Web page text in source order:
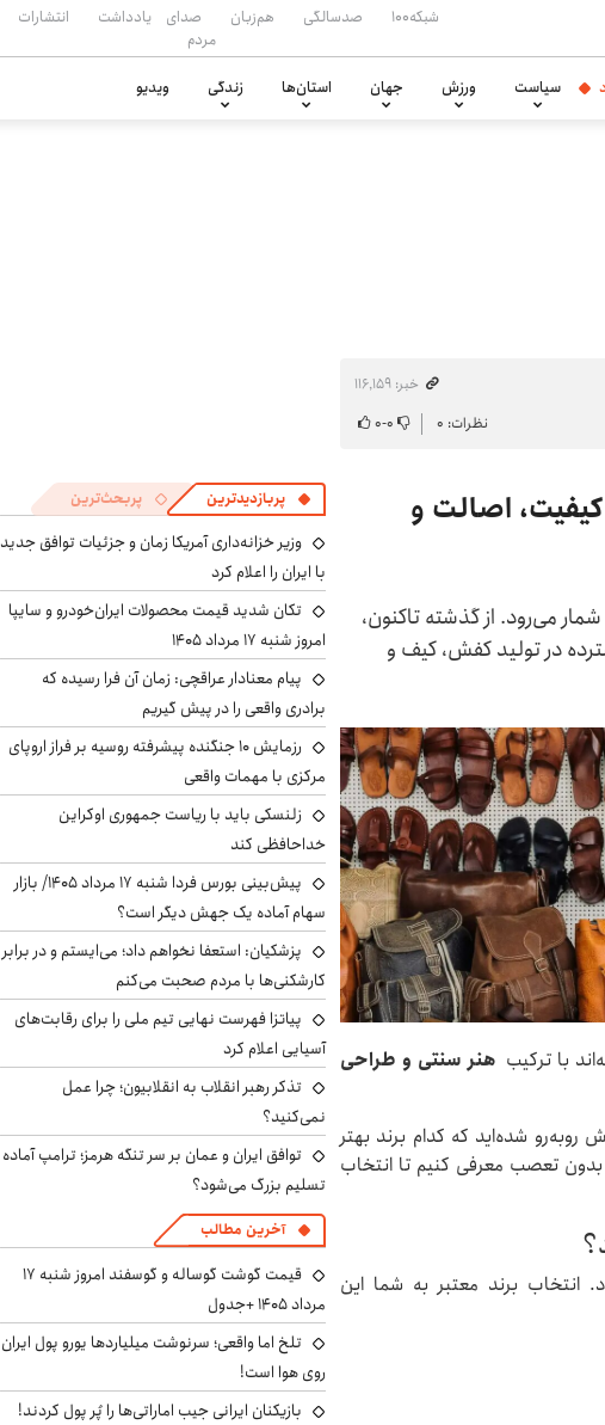
شبکه۱۰۰ صدسالگی هم‌زبان
صدای
مردم
یادداشت انتشارات
سیاست ورزش جهان استان‌ها زندگی ویدیو
خبر: ۱۱۶٬۱۵۹
نظرات: ۰ ۰-۰
کیفیت، اصالت و
می‌رود. از گذشته تاکنون،
در تولید کفش، کیف و
با ترکیب هنر سنتی و طراحی
شده‌اید که کدام برند بهتر
بدون تعصب معرفی کنیم تا انتخاب
برند معتبر به شما این
پربازدیدترین پربحث‌ترین
وزیر خزانه‌داری آمریکا زمان و جزئیات توافق جدید
با ایران را اعلام کرد
تکان شدید قیمت محصولات ایران‌خودرو و سایپا
امروز شنبه ۱۷ مرداد ۱۴۰۵
پیام معنادار عراقچی: زمان آن فرا رسیده که
برادری واقعی را در پیش گیریم
رزمایش ۱۰ جنگنده پیشرفته روسیه بر فراز اروپای
مرکزی با مهمات واقعی
زلنسکی باید با ریاست جمهوری اوکراین
خداحافظی کند
پیش‌بینی بورس فردا شنبه ۱۷ مرداد ۱۴۰۵/ بازار
سهام آماده یک جهش دیگر است؟
پزشکیان: استعفا نخواهم داد؛ می‌ایستم و در برابر
کارشکنی‌ها با مردم صحبت می‌کنم
پیاتزا فهرست نهایی تیم ملی را برای رقابت‌های
آسیایی اعلام کرد
تذکر رهبر انقلاب به انقلابیون؛ چرا عمل
نمی‌کنید؟
توافق ایران و عمان بر سر تنگه هرمز؛ ترامپ آماده
تسلیم بزرگ می‌شود؟
آخرین مطالب
قیمت گوشت گوساله و گوسفند امروز شنبه ۱۷
مرداد ۱۴۰۵ +جدول
تلخ اما واقعی؛ سرنوشت میلیاردها یورو پول ایران
روی هوا است!
بازیکنان ایرانی جیب اماراتی‌ها را پُر پول کردند!